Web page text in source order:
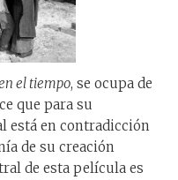
el tiempo, se ocupa de
que para su
está en contradicción
de su creación
de esta película es